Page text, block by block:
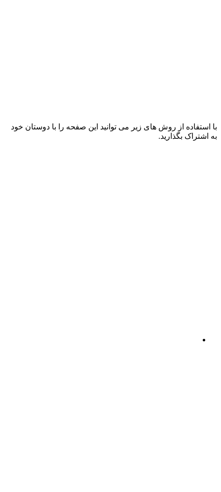
با استفاده از روش های زیر می توانید این صفحه را با دوستان خود
به اشتراک بگذارید.